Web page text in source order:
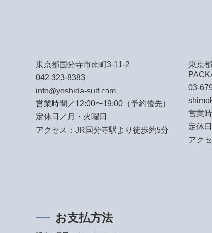
東京都国分寺市南町3-11-2
042-323-8383
info@yoshida-suit.com
営業時間／12:00〜19:00（予約優先）
定休日／月・火曜日
アクセス：JR国分寺駅より徒歩約5分
東京
03-
営業
定休
アク
お支払方法